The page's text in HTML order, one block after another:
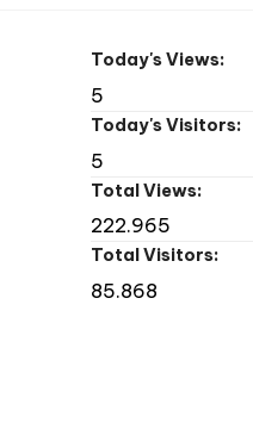
Today's Views:
5
Today's Visitors:
5
Total Views:
222.965
Total Visitors:
85.868